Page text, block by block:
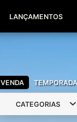
LANÇAMENTOS
VENDA TEMPORADA
CATEGORIAS